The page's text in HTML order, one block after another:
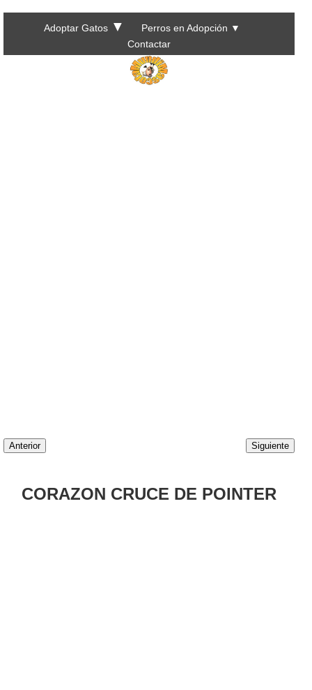
Adoptar Gatos ▼ Perros en Adopción ▼
Contactar
Anterior Siguiente
CORAZON CRUCE DE POINTER